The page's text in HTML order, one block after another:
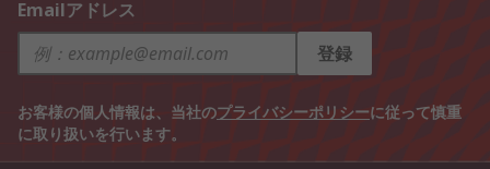
Emailアドレス
登録
お客様の個人情報は、当社のプライバシーポリシーに従って慎重
に取り扱いを行います。